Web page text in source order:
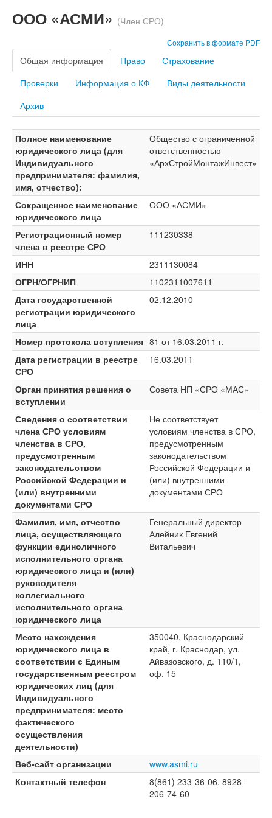
ООО «АСМИ» (Член СРО)
Сохранить в формате PDF
Общая информация Право
Страхование
Проверки
Информация о КФ
Виды деятельности
Архив
Полное наименование
юридического лица (для
Индивидуального
предпринимателя: фамилия,
имя, отчество):
Общество с ограниченной
ответственностью
«АрхСтройМонтажИнвест»
Сокращенное наименование
юридического лица
ООО «АСМИ»
Регистрационный номер
члена в реестре СРО
111230338
ИНН
2311130084
ОГРН/ОГРНИП
1102311007611
Дата государственной
регистрации юридического
лица
02.12.2010
Номер протокола вступления 81 от 16.03.2011 г.
Дата регистрации в реестре
СРО
16.03.2011
Орган принятия решения о
вступлении
Совета НП «СРО «МАС»
Сведения о соответствии
члена СРО условиям
членства в СРО,
предусмотренным
законодательством
Российской Федерации и
(или) внутренними
документами СРО
Не соответствует
условиям членства в СРО,
предусмотренным
законодательством
Российской Федерации и
(или) внутренними
документами СРО
Фамилия, имя, отчество
лица, осуществляющего
функции единоличного
исполнительного органа
юридического лица и (или)
руководителя
коллегиального
исполнительного органа
юридического лица
Генеральный директор
Алейник Евгений
Витальевич
Место нахождения
юридического лица в
соответствии с Единым
государственным реестром
юридических лиц (для
Индивидуального
предпринимателя: место
фактического
осуществления
деятельности)
350040, Краснодарский
край, г. Краснодар, ул.
Айвазовского, д. 110/1,
оф. 15
Веб-сайт организации
www.asmi.ru
Контактный телефон
8(861) 233-36-06, 8928-
206-74-60